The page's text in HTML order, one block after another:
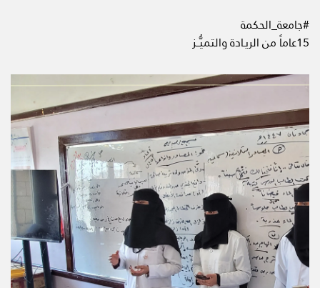
#جامعة_الحكمة
15عاماً من الريـادة والتميُّــز